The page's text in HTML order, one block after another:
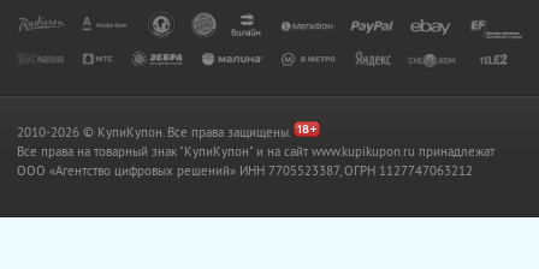
2010-2026 © КупиКупон. Все права защищены.
Все права на товарный знак "КупиКупон" и на сайт www.kupikupon.ru принадлежат
OOO «Агентство цифровых решений» ИНН 7705523387, ОГРН 1127747063212